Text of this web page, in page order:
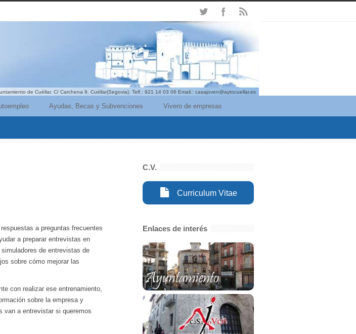
de Cuéllar. C/ Carchena 9. Cuéllar(Segovia). Telf.: 921 14 03 06 Email.: casajoven@aytocuellar.es
Ayudas, Becas y Subvenciones Vivero de empresas
a preguntas frecuentes
a preparar entrevistas en
de entrevistas de
sobre cómo mejorar las
con realizar ese entrenamiento,
sobre la empresa y
van a entrevistar si queremos
C.V.
Curriculum Vitae
Enlaces de interés